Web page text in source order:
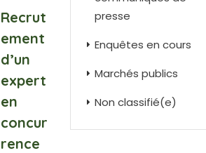
Recrut
ement
d’un
expert
en
concur
rence
presse
Enquêtes en cours
Marchés publics
Non classifié(e)